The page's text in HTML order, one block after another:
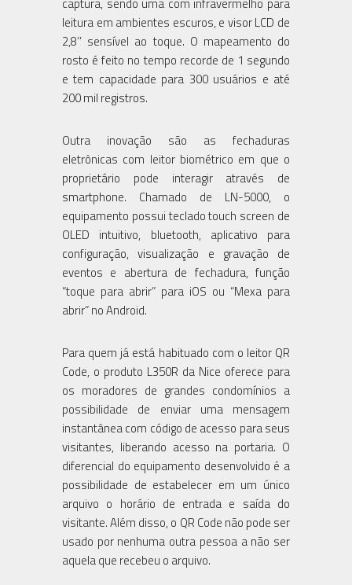
leitura em ambientes escuros, e visor LCD de
2,8’’ sensível ao toque. O mapeamento do
rosto é feito no tempo recorde de 1 segundo
e tem capacidade para 300 usuários e até
200 mil registros.
Outra inovação são as fechaduras
eletrônicas com leitor biométrico em que o
proprietário pode interagir através de
smartphone. Chamado de LN-5000, o
equipamento possui teclado touch screen de
OLED intuitivo, bluetooth, aplicativo para
configuração, visualização e gravação de
eventos e abertura de fechadura, função
“toque para abrir” para iOS ou “Mexa para
abrir” no Android.
Para quem já está habituado com o leitor QR
Code, o produto L350R da Nice oferece para
os moradores de grandes condomínios a
possibilidade de enviar uma mensagem
instantânea com código de acesso para seus
visitantes, liberando acesso na portaria. O
diferencial do equipamento desenvolvido é a
possibilidade de estabelecer em um único
arquivo o horário de entrada e saída do
visitante. Além disso, o QR Code não pode ser
usado por nenhuma outra pessoa a não ser
aquela que recebeu o arquivo.